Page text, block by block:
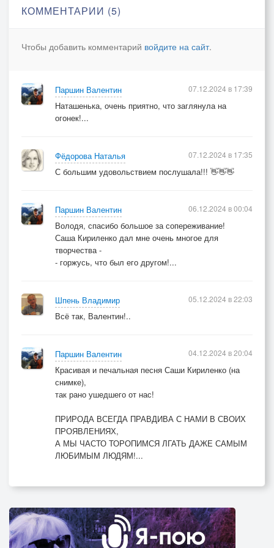
А в зимний снег не надо спать
Вот пройдет тогда, снова будет дождь
Но ты торопишься опять
Чего-то ждать, зачем-то лгать
Снег не более, чем снег
Что ж, когда чего-то ждешь
Снег не более, чем снег
Что ж когда чего-то ждешь
Ложь не более, чем грех
КОММЕНТАРИИ (5)
Чтобы добавить комментарий войдите на сайт.
Паршин Валентин
Наташенька, очень приятно, что заглянула на
огонек!...
07.12.2024 в 17:39
Фёдорова Наталья
С большим удовольствием послушала!!! 👋👋👋
07.12.2024 в 17:35
Паршин Валентин
Володя, спасибо большое за сопереживание!
Саша Кириленко дал мне очень многое для
творчества -
- горжусь, что был его другом!...
06.12.2024 в 00:04
Шпень Владимир
Всё так, Валентин!..
05.12.2024 в 22:03
Паршин Валентин
Красивая и печальная песня Саши Кириленко (на
снимке),
так рано ушедшего от нас!
ПРИРОДА ВСЕГДА ПРАВДИВА С НАМИ В СВОИХ
ПРОЯВЛЕНИЯХ,
А МЫ ЧАСТО ТОРОПИМСЯ ЛГАТЬ ДАЖЕ САМЫМ
ЛЮБИМЫМ ЛЮДЯМ!...
04.12.2024 в 20:04